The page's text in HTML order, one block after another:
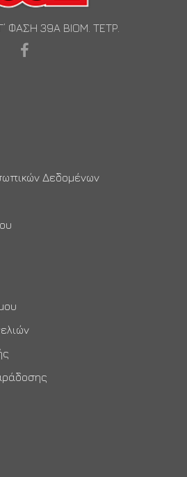
ΦΑΣΗ 39Α ΒΙΟΜ. ΤΕΤΡ.
Δεδομένων